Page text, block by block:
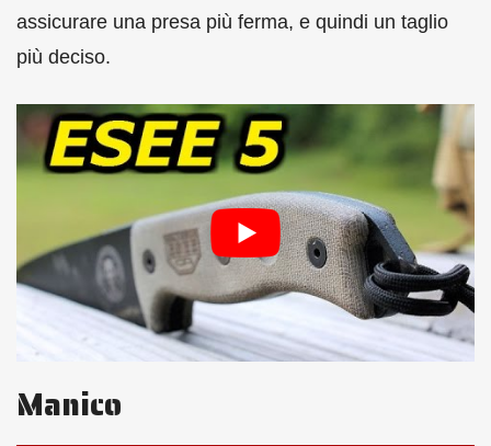
assicurare una presa più ferma, e quindi un taglio
più deciso.
Manico